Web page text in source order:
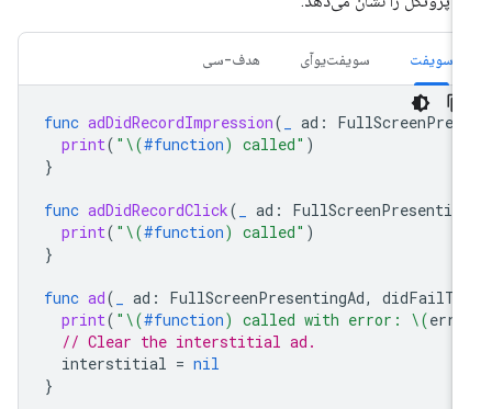
سویفت سویفت‌یو‌آی هدف-سی
func adDidRecordImpression (_ ad:
print("\(#function) called"
func adDidRecordClick (_ ad:
print("\(#function) called"
func (_ ad: FullScreenPresentingAd,
print("\(#function) called with error: \(
// Clear the interstitial ad.
interstitial
=